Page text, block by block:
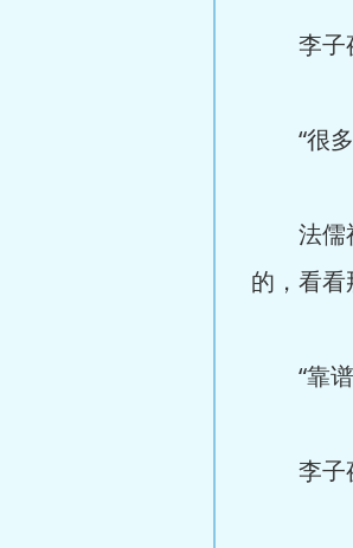
李子夜
“很多
法儒神
的，看
“靠谱
李子夜